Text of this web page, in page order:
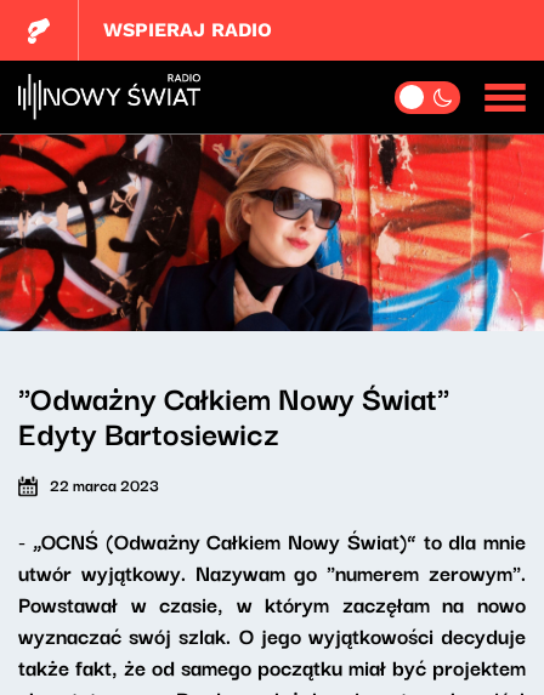
WSPIERAJ RADIO
"Odważny Całkiem Nowy Świat"
Edyty Bartosiewicz
22 marca 2023
- „OCNŚ (Odważny Całkiem Nowy Świat)” to dla mnie
utwór wyjątkowy. Nazywam go "numerem zerowym".
Powstawał w czasie, w którym zaczęłam na nowo
wyznaczać swój szlak. O jego wyjątkowości decyduje
także fakt, że od samego początku miał być projektem